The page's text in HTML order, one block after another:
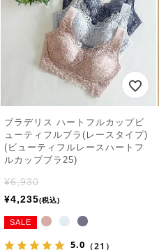
ブラデリス ハートフルカップビ
ューティフルブラ(レースタイプ)
(ビューティフルレースハートフ
ルカップブラ25)
¥6,930
¥4,235 税込
SALE
5.0 （21）